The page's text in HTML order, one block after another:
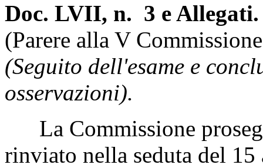
Doc. LVII, n. 3 e Allegati.
(Parere alla V
(Seguito dell'esame e
osservazioni).
La Commissione
rinviato nella seduta del